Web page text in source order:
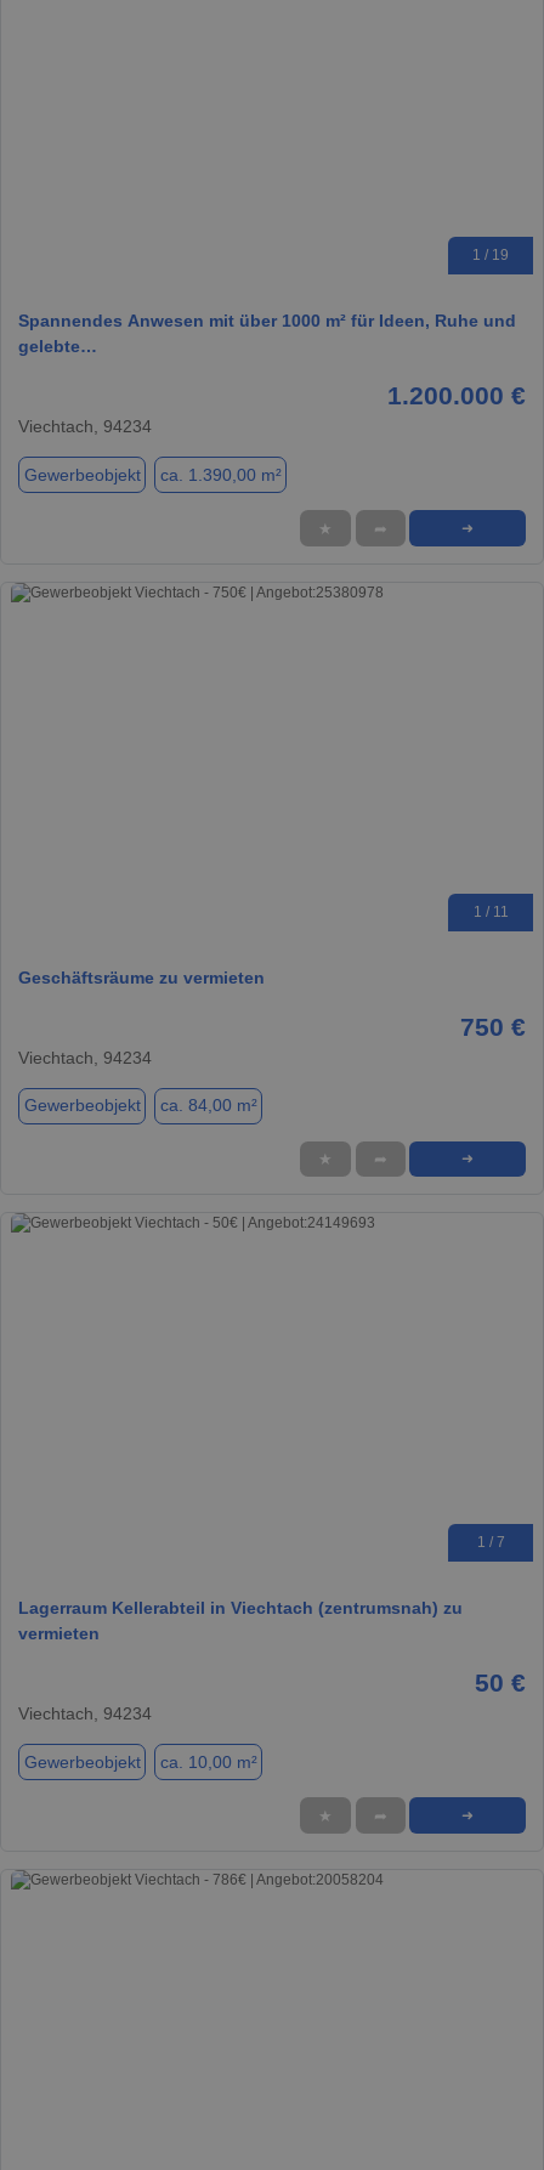
1 / 19
Spannendes Anwesen mit über 1000 m² für Ideen, Ruhe und
gelebte…
1.200.000 €
Viechtach, 94234
Gewerbeobjekt ca. 1.390,00 m²
★ ➦ ➜
1 / 11
Geschäftsräume zu vermieten
750 €
Viechtach, 94234
Gewerbeobjekt ca. 84,00 m²
★ ➦ ➜
1 / 7
Lagerraum Kellerabteil in Viechtach (zentrumsnah) zu
vermieten
50 €
Viechtach, 94234
Gewerbeobjekt ca. 10,00 m²
★ ➦ ➜